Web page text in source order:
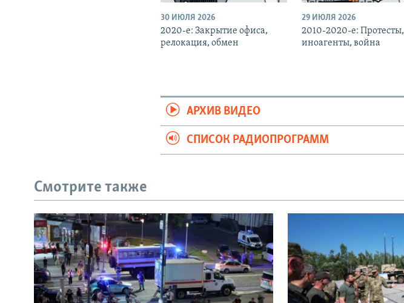
30 ИЮЛЯ 2026
2020-е: Закрытие офиса,
релокация, обмен
29 ИЮЛЯ 2026
2010-2020-е: Протесты,
иноагенты, война
АРХИВ ВИДЕО
СПИСОК РАДИОПРОГРАММ
Смотрите также